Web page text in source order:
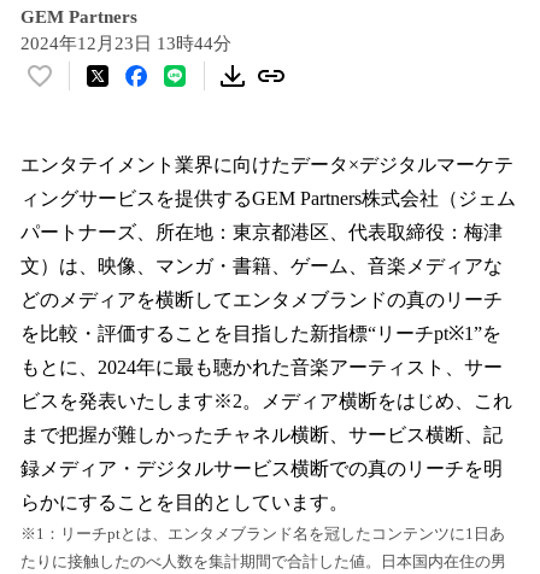
GEM Partners
2024年12月23日 13時44分
い
！
数
読
み
込
み
中
で
す
エンタテイメント業界に向けたデータ×デジタルマーケテ
ィングサービスを提供するGEM Partners株式会社（ジェム
パートナーズ、所在地：東京都港区、代表取締役：梅津
文）は、映像、マンガ・書籍、ゲーム、音楽メディアな
どのメディアを横断してエンタメブランドの真のリーチ
を比較・評価することを目指した新指標“リーチpt※1”を
もとに、2024年に最も聴かれた音楽アーティスト、サー
ビスを発表いたします※2。メディア横断をはじめ、これ
まで把握が難しかったチャネル横断、サービス横断、記
録メディア・デジタルサービス横断での真のリーチを明
らかにすることを目的としています。
※1：リーチptとは、エンタメブランド名を冠したコンテンツに1日あ
たりに接触したのべ人数を集計期間で合計した値。日本国内在住の男